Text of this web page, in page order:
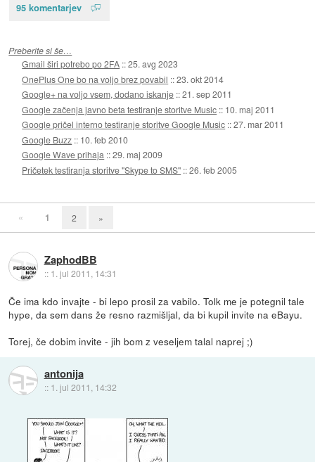
95 komentarjev
Preberite si še…
Gmail širi potrebo po 2FA ::25. avg 2023
OnePlus One bo na voljo brez povabil ::23. okt 2014
Google+ na voljo vsem, dodano iskanje ::21. sep 2011
Google začenja javno beta testiranje storitve Music :: 10. maj 2011
Google pričel interno testiranje storitve Google Music ::27. mar 2011
Google Buzz :: 10. feb 2010
Google Wave prihaja ::29. maj 2009
Pričetek testiranja storitve "Skype to SMS" ::26. feb 2005
« 1 2 »
ZaphodBB
:: 1. jul 2011, 14:31
Če ima kdo invajte - bi lepo prosil za vabilo. Tolk me je potegnil tale
hype, da sem dans že resno razmišljal, da bi kupil invite na eBayu.
Torej, če dobim invite - jih bom z veseljem talal naprej ;)
antonija
:: 1. jul 2011, 14:32